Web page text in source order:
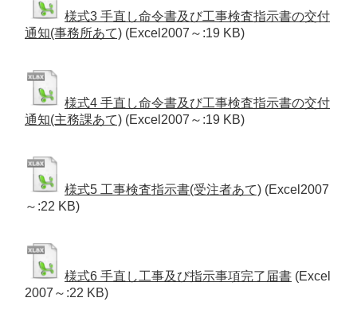
様式3 手直し命令書及び工事検査指示書の交付
通知(事務所あて) (Excel2007～:19 KB)
様式4 手直し命令書及び工事検査指示書の交付
通知(主務課あて) (Excel2007～:19 KB)
様式5 工事検査指示書(受注者あて) (Excel2007
～:22 KB)
様式6 手直し工事及び指示事項完了届書 (Excel
2007～:22 KB)